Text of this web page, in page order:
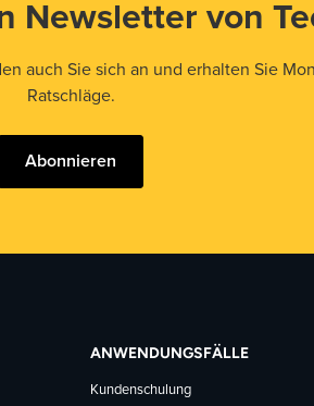
Newsletter von
auch Sie sich an und erhalten Sie
Ratschläge.
Abonnieren
ANWENDUNGSFÄLLE
Kundenschulung